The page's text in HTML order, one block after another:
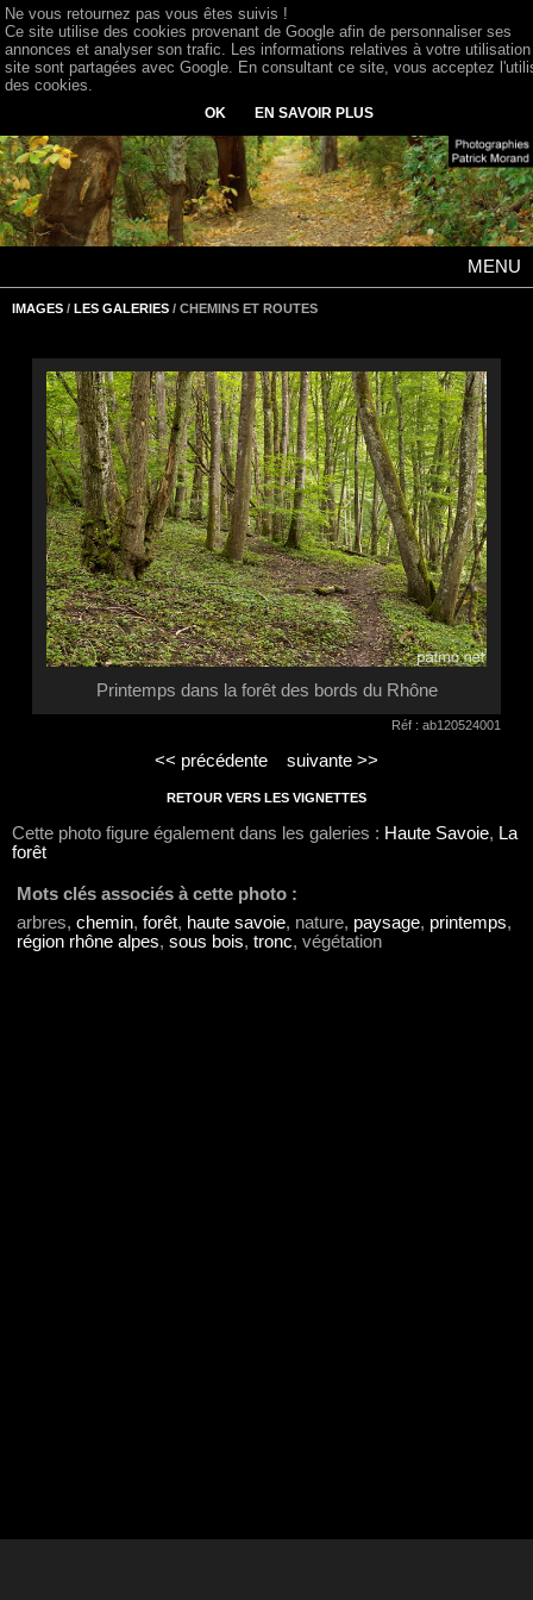
MENU
IMAGES / LES GALERIES / CHEMINS ET ROUTES
Printemps dans la forêt des bords du Rhône
Réf : ab120524001
<< précédente suivante >>
RETOUR VERS LES VIGNETTES
Cette photo figure également dans les galeries : Haute Savoie, La
forêt
Mots clés associés à cette photo :
arbres, chemin, forêt, haute savoie, nature, paysage, printemps,
région rhône alpes, sous bois, tronc, végétation
Ne vous retournez pas vous êtes suivis !
Ce site utilise des cookies provenant de Google afin de personnaliser ses
annonces et analyser son trafic. Les informations relatives à votre
site sont partagées avec Google. En consultant ce site, vous acceptez
des cookies.
OK EN SAVOIR PLUS